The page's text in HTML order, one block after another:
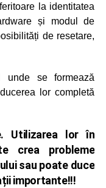
la identitatea
și modul de
de resetare,
unde se formează
lor completă
Utilizarea lor în
crea probleme
sau poate duce
importante!!!